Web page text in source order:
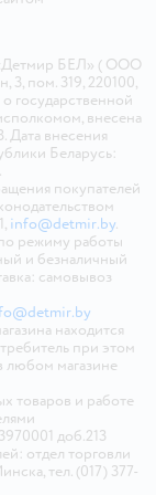
«Детмир БЕЛ» ( ООО
3, пом. 319, 220100,
государственной
внесена
Дата внесения
Беларусь:
покупателей
info@detmir.by.
режиму работы
и безналичный
самовывоз
находится
при этом
любом магазине
товаров и работе
доб.213
отдел торговли
тел. (017) 377-